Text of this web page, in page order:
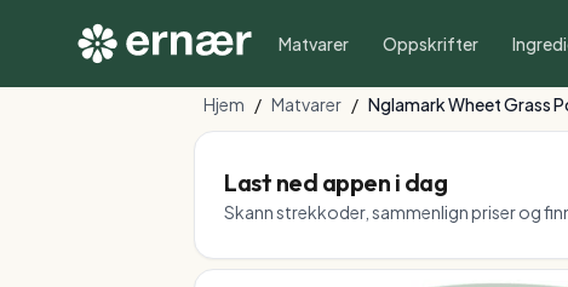
Matvarer Oppskrifter
Hjem / Matvarer / Nglamark Wheet Grass
Last ned appen i dag
Skann strekkoder, sammenlign priser og